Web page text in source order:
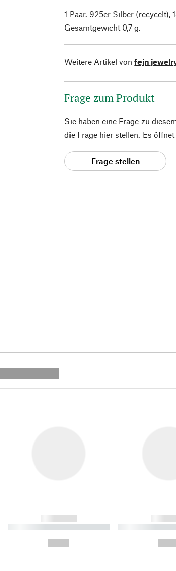
1 Paar. 925er Silber (recycelt),
Gesamtgewicht 0,7 g.
Weitere Artikel von fejn
Frage zum Produkt
Sie haben eine Frage zu
die Frage hier stellen. Es
Frage stellen
------------
----------- ----------- ----------
-----------